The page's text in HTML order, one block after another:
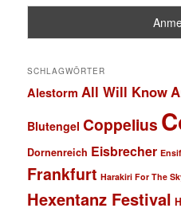
SCHLAGWÖRTER
Alestorm All Will Know
Blutengel Coppelius
Dornenreich Eisbrecher
Frankfurt Harakiri For The
Hexentanz Festival